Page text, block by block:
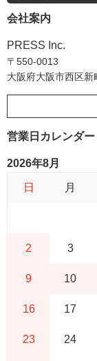
会社案内
PRESS Inc.
〒550-0013
大阪府大阪市西区
営業日カレンダー
2026年8月
日 月
2 3
9 10
16 17
23 24